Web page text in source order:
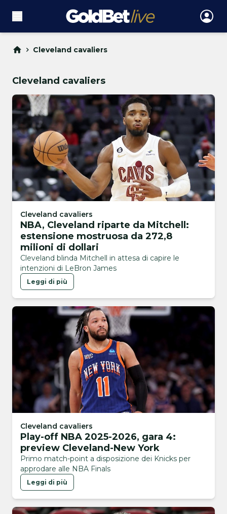
Cleveland cavaliers
Cleveland cavaliers
Cleveland cavaliers
NBA, Cleveland riparte da Mitchell:
estensione mostruosa da 272,8
milioni di dollari
Cleveland blinda Mitchell in attesa di capire le
intenzioni di LeBron James
Leggi di più
Cleveland cavaliers
Play-off NBA 2025-2026, gara 4:
preview Cleveland-New York
Primo match-point a disposizione dei Knicks per
approdare alle NBA Finals
Leggi di più